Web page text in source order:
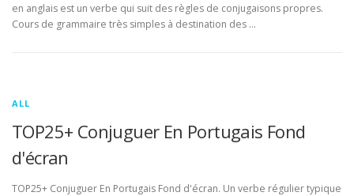
en anglais est un verbe qui suit des règles de conjugaisons propres.
Cours de grammaire très simples à destination des …
ALL
TOP25+ Conjuguer En Portugais Fond
d'écran
TOP25+ Conjuguer En Portugais Fond d'écran. Un verbe régulier typique